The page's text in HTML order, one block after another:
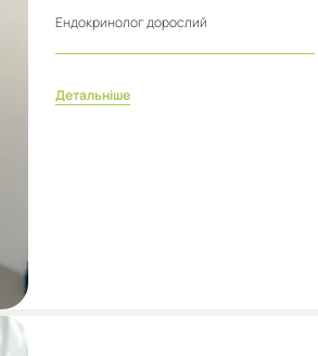
Ендокринолог дорослий
Детальніше